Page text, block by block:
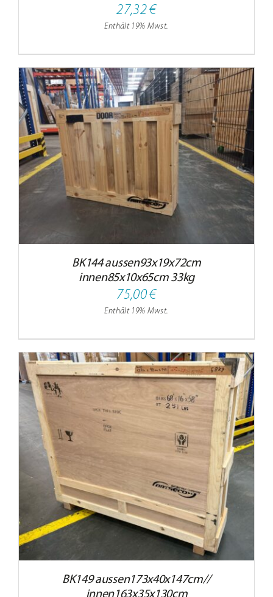
27,32€
Enthält 19% Mwst.
BK144 aussen93x19x72cm
innen85x10x65cm 33kg
75,00€
Enthält 19% Mwst.
BK149 aussen173x40x147cm//
innen163x35x130cm